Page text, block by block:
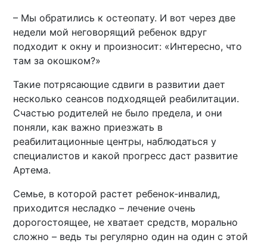
– Мы обратились к остеопату. И вот через две
недели мой неговорящий ребенок вдруг
подходит к окну и произносит: «Интересно, что
там за окошком?»
Такие потрясающие сдвиги в развитии дает
несколько сеансов подходящей реабилитации.
Счастью родителей не было предела, и они
поняли, как важно приезжать в
реабилитационные центры, наблюдаться у
специалистов и какой прогресс даст развитие
Артема.
Семье, в которой растет ребенок-инвалид,
приходится несладко – лечение очень
дорогостоящее, не хватает средств, морально
сложно – ведь ты регулярно один на один с этой